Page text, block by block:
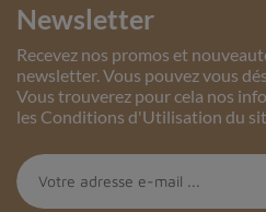
Newsletter
Recevez nos promos et
newsletter. Vous pouvez vous
Vous trouverez pour cela nos
les Conditions d'Utilisation du